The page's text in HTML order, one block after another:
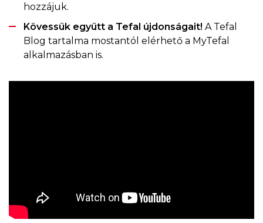
hozzájuk.
Kövessük együtt a Tefal újdonságait! A Tefal
Blog tartalma mostantól elérhető a MyTefal
alkalmazásban is.